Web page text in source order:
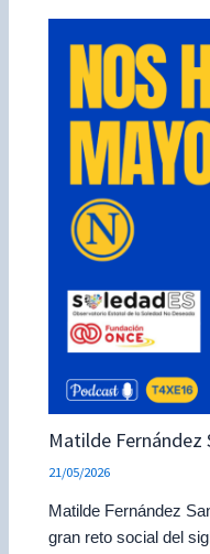
Matilde Fernández
21/05/2026
Matilde Fernández
gran reto social del